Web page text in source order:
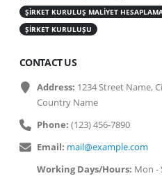
ŞIRKET KURULUŞ MALIYET
ŞIRKET KURULUŞU
CONTACT US
Address: 1234 Street Name,
Country Name
Phone: (123) 456-7890
Email: mail@example.com
Working Days/Hours: Mon -